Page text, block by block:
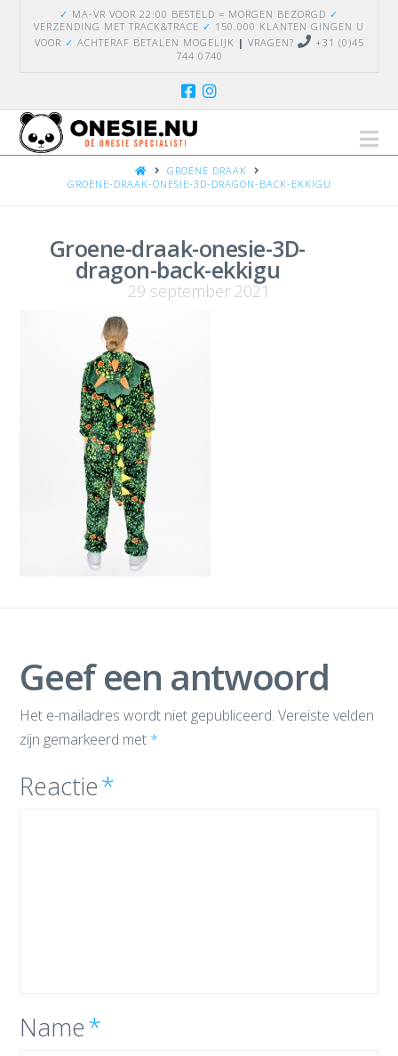
✓ MA-VR VOOR 22:00 BESTELD = MORGEN BEZORGD ✓
VERZENDING MET TRACK&TRACE ✓ 150.000 KLANTEN GINGEN U
VOOR ✓ ACHTERAF BETALEN MOGELIJK | VRAGEN?
+31 (0)45
744 0740
HOMEGROENE DRAAK
GROENE-DRAAK-ONESIE-3D-DRAGON-BACK-EKKIGU
Groene-draak-onesie-3D-
dragon-back-ekkigu
29 september 2021
Geef een antwoord
Het e-mailadres wordt niet gepubliceerd. Vereiste velden
zijn gemarkeerd met *
Reactie*
Name*